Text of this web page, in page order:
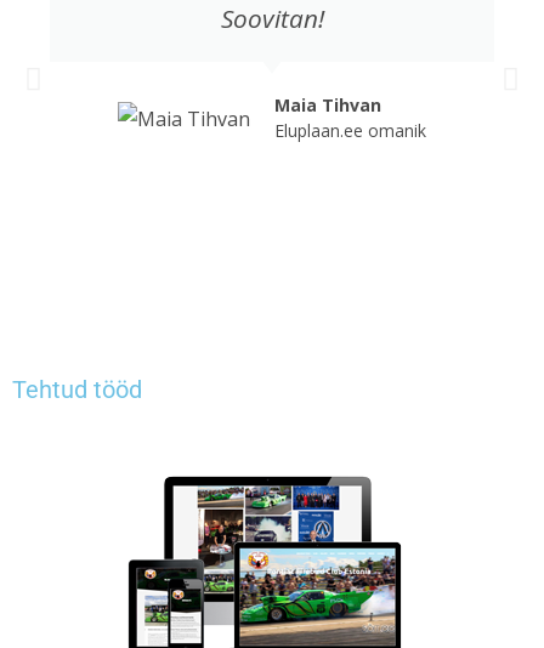
Soovitan!
Maia Tihvan
Eluplaan.ee omanik
Tehtud tööd